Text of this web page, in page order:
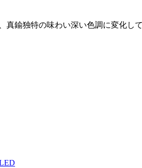
真鍮独特の味わい深い色調に変化し